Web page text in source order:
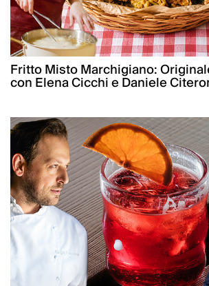
Fritto Misto Marchigiano:
con Elena Cicchi e Daniele